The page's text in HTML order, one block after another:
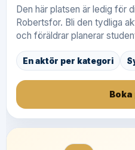
Den här platsen är ledig för
Robertsfor. Bli den tydliga
och föräldrar planerar
En aktör per kategori